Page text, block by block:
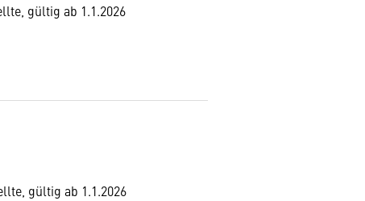
gültig ab 1.1.2026
gültig ab 1.1.2026